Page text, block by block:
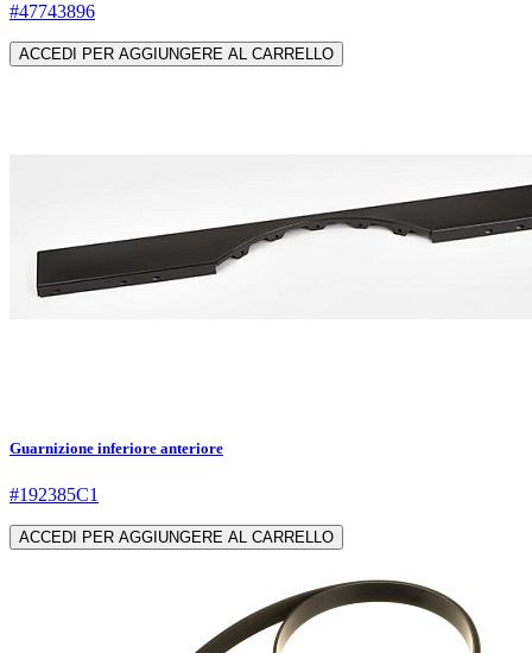
#47743896
ACCEDI PER AGGIUNGERE AL CARRELLO
Guarnizione inferiore anteriore
#192385C1
ACCEDI PER AGGIUNGERE AL CARRELLO